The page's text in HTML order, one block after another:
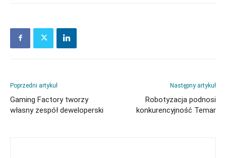
Poprzedni artykuł
Gaming Factory tworzy
własny zespół deweloperski
Następny artykuł
Robotyzacja podnosi
konkurencyjność Temar